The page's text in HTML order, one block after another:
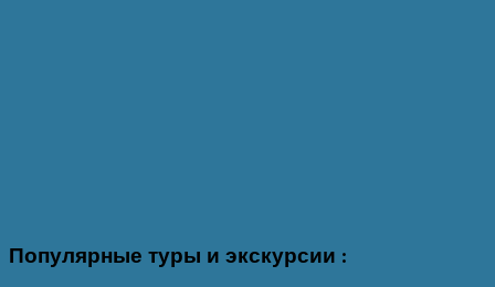
Популярные туры и экскурсии :